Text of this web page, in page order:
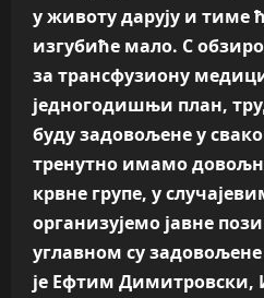
у животу дарују и тиме
изгубиће мало. С
за трансфузиону
једногодишњи план,
буду задовољене у
тренутно имамо
крвне групе, у
организујемо јавне
углавном су задовољене
је Ефтим Димитровски,